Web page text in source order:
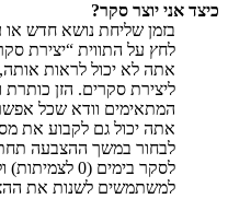
כיצד אני יוצר סקר?
בזמן שליחת נושא חדש
לחץ על התווית “יצירת
אתה לא יכול לראות
ליצירת סקרים. הזן
המתאימים וודא שכל
אתה יכול גם לקבוע את
לבחור במשך ההצבעה
לסקר בימים
למשתמשים לשנות את